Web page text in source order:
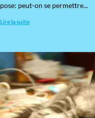
pose: peut-on se permettre...
Lire la suite